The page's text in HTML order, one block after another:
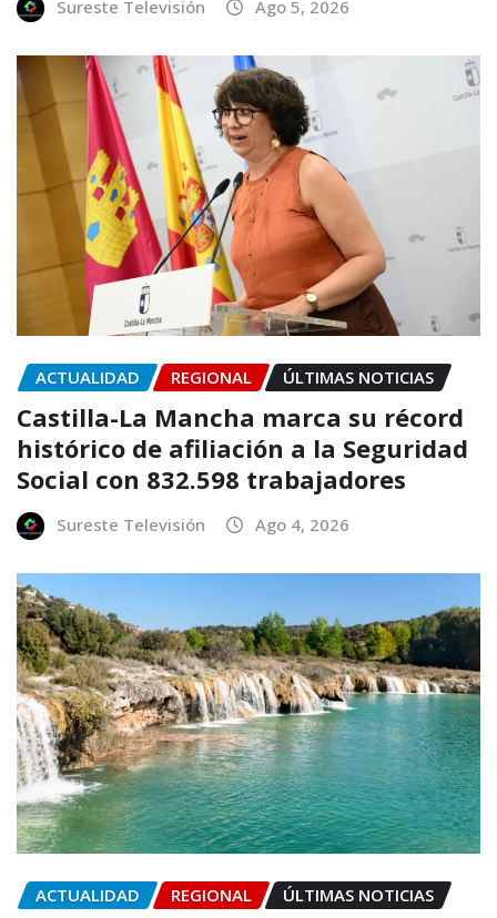
Sureste Televisión Ago 5, 2026
ACTUALIDAD REGIONAL ÚLTIMAS NOTICIAS
Castilla-La Mancha marca su récord
histórico de afiliación a la Seguridad
Social con 832.598 trabajadores
Sureste Televisión Ago 4, 2026
ACTUALIDAD REGIONAL ÚLTIMAS NOTICIAS